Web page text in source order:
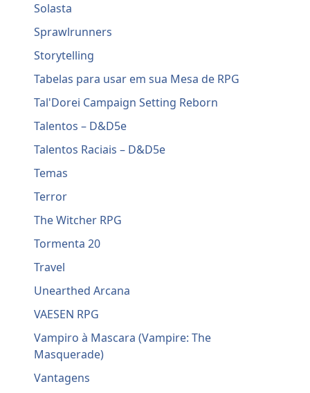
Solasta
Sprawlrunners
Storytelling
Tabelas para usar em sua Mesa de RPG
Tal'Dorei Campaign Setting Reborn
Talentos – D&D5e
Talentos Raciais – D&D5e
Temas
Terror
The Witcher RPG
Tormenta 20
Travel
Unearthed Arcana
VAESEN RPG
Vampiro à Mascara (Vampire: The
Masquerade)
Vantagens